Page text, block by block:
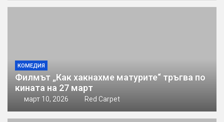
КОМЕДИЯ
Филмът „Как хакнахме матурите“ тръгва по
кината на 27 март
март 10, 2026 Red Carpet